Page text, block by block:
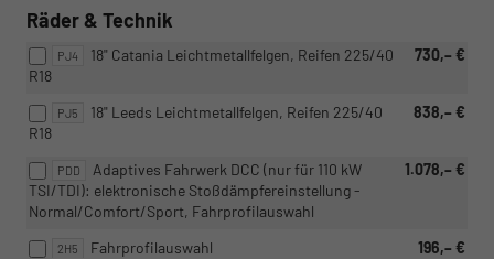
Räder & Technik
PJ4 730,– €
18" Catania Leichtmetallfelgen, Reifen 225/40
R18
PJ5 838,– €
18" Leeds Leichtmetallfelgen, Reifen 225/40
R18
PDD 1.078,– €
Adaptives Fahrwerk DCC (nur für 110 kW
TSI/TDI): elektronische Stoßdämpfereinstellung -
Normal/Comfort/Sport, Fahrprofilauswahl
2H5 196,– €
Fahrprofilauswahl